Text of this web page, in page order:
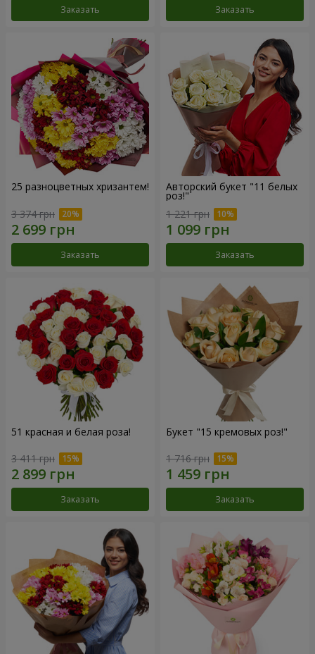
Заказать Заказать
25 разноцветных хризантем!
3 374 грн
Заказать
Авторский букет "11 белых
роз!"
1 221 грн
Заказать
51 красная и белая роза!
3 411 грн
Заказать
Букет "15 кремовых роз!"
1 716 грн
Заказать